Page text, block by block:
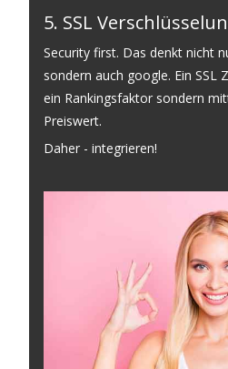
5. SSL
Security first. Das denkt nicht
sondern auch google. Ein SSL
ein Rankingsfaktor sondern
Preiswert.
Daher - integrieren!